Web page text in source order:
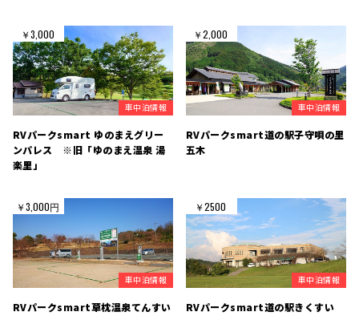
￥3,000
車中泊情報
RVパークsmart ゆのまえグリー
ンパレス ※旧「ゆのまえ温泉 湯
楽里」
￥2,000
車中泊情報
RVパークsmart道の駅子守唄の里
五木
￥3,000円
車中泊情報
RVパークsmart草枕温泉てんすい
￥2500
車中泊情報
RVパークsmart道の駅きくすい